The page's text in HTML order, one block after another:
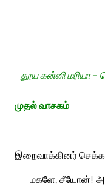
தூய கன்னி மரியா –
முதல் வாசகம்
இறைவாக்கினர்
மகளே, சீயோன்!